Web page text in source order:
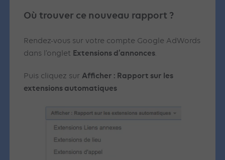
Où trouver ce nouveau rapport ?
Rendez-vous sur votre compte Google AdWords
dans l’onglet Extensions d’annonces.
Puis cliquez surAfficher : Rapport sur les
extensions automatiques